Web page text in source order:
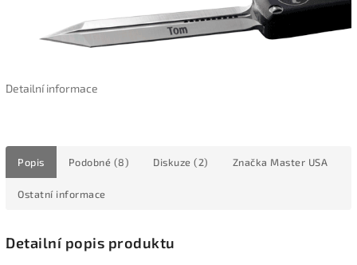
Detailní informace
Popis Podobné (8) Diskuze (2) Značka Master USA
Ostatní informace
Detailní popis produktu